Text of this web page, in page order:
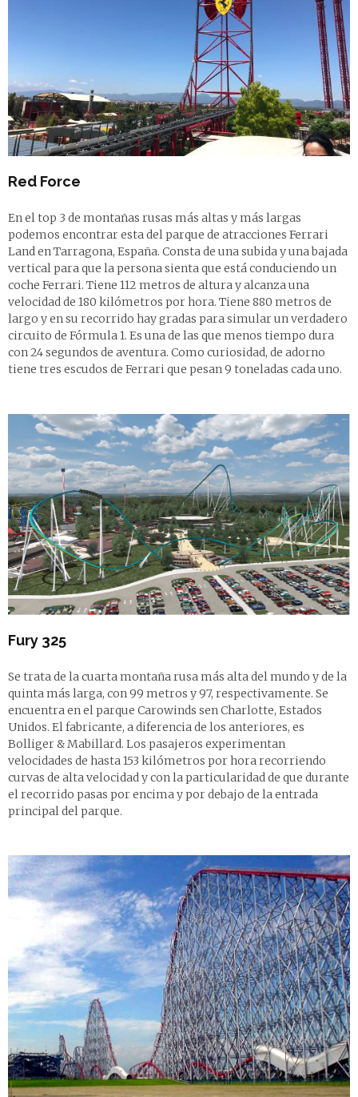
Red Force
En el top 3 de montañas rusas más altas y más largas
podemos encontrar esta del parque de atracciones Ferrari
Land en Tarragona, España. Consta de una subida y una bajada
vertical para que la persona sienta que está conduciendo un
coche Ferrari. Tiene 112 metros de altura y alcanza una
velocidad de 180 kilómetros por hora. Tiene 880 metros de
largo y en su recorrido hay gradas para simular un verdadero
circuito de Fórmula 1. Es una de las que menos tiempo dura
con 24 segundos de aventura. Como curiosidad, de adorno
tiene tres escudos de Ferrari que pesan 9 toneladas cada uno.
Fury 325
Se trata de la cuarta montaña rusa más alta del mundo y de la
quinta más larga, con 99 metros y 97, respectivamente. Se
encuentra en el parque Carowinds sen Charlotte, Estados
Unidos. El fabricante, a diferencia de los anteriores, es
Bolliger & Mabillard. Los pasajeros experimentan
velocidades de hasta 153 kilómetros por hora recorriendo
curvas de alta velocidad y con la particularidad de que durante
el recorrido pasas por encima y por debajo de la entrada
principal del parque.